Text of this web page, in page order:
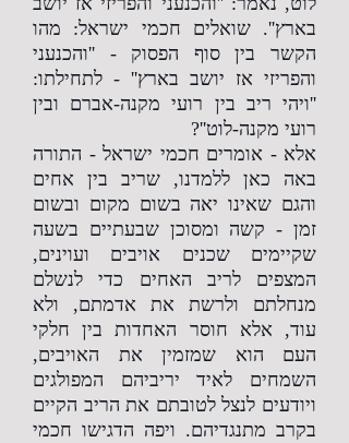
בארץ''. שואלים חכמי ישראל: מהו
הקשר בין סוף הפסוק - ''והכנעני
והפריזי אז יושב בארץ'' - לתחילתו:
''ויהי ריב בין רועי מקנה-אברם ובין
רועי מקנה-לוט''?
אלא - אומרים חכמי ישראל - התורה
באה כאן ללמדנו, שריב בין אחים
והגם שאינו יאה בשום מקום ובשום
זמן - קשה ומסוכן שבעתיים בשעה
שקיימים שכנים אויבים ועוינים,
המצפים לריב האחים כדי לנשלם
מנחלתם ולרשת את אדמתם, ולא
עוד, אלא חוסר האחדות בין חלקי
העם הוא שמזמין את האויבים,
השמחים לאיד יריביהם המפולגים
ויודעים לנצל לטובתם את הריב הקיים
בקרב מתנגדיהם. ויפה הדגישו חכמי